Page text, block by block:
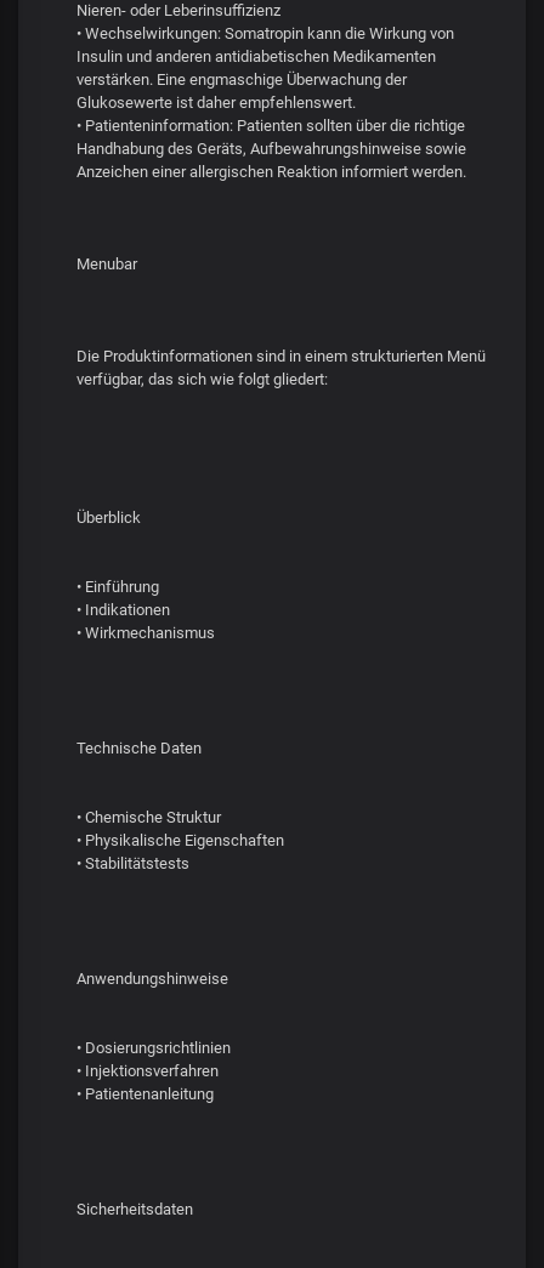
Nieren- oder Leberinsuffizienz
• Wechselwirkungen: Somatropin kann die Wirkung von
Insulin und anderen antidiabetischen Medikamenten
verstärken. Eine engmaschige Überwachung der
Glukosewerte ist daher empfehlenswert.
• Patienteninformation: Patienten sollten über die richtige
Handhabung des Geräts, Aufbewahrungshinweise sowie
Anzeichen einer allergischen Reaktion informiert werden.
Menubar
Die Produktinformationen sind in einem strukturierten Menü
verfügbar, das sich wie folgt gliedert:
Überblick
• Einführung
• Indikationen
• Wirkmechanismus
Technische Daten
• Chemische Struktur
• Physikalische Eigenschaften
• Stabilitätstests
Anwendungshinweise
• Dosierungsrichtlinien
• Injektionsverfahren
• Patientenanleitung
Sicherheitsdaten